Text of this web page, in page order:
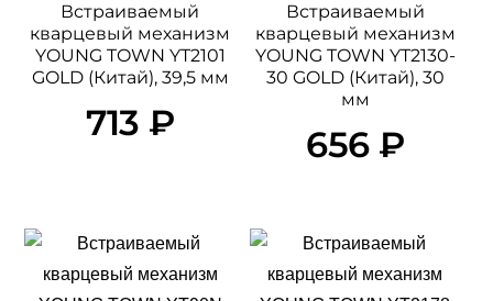
Встраиваемый
кварцевый механизм
YOUNG TOWN YT2101
GOLD (Китай), 39,5 мм
713 ₽
Встраиваемый
кварцевый механизм
YOUNG TOWN YT2130-
30 GOLD (Китай), 30
мм
656 ₽